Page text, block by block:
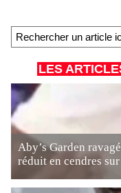
LES
Aby’s Garden
réduit en cendres